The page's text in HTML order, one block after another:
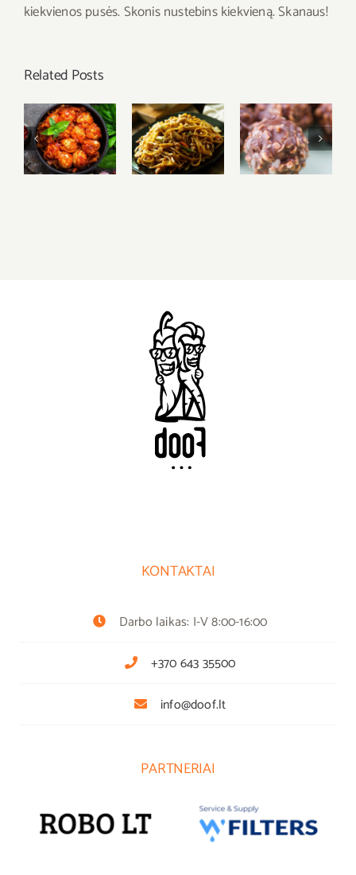
kiekvienos pusės. Skonis nustebins kiekvieną. Skanaus!
Related Posts
Mitybos
specialistas
rekomenduoja:
balandėliai,
kurie tiks ir
Treneris
dalijasi
makaronų
receptu:
valgykite
nesibaimindami
Sveikuoliški
saldainiai!
KONTAKTAI
Darbo laikas: I-V 8:00-16:00
+370 643 35500
info@doof.lt
PARTNERIAI